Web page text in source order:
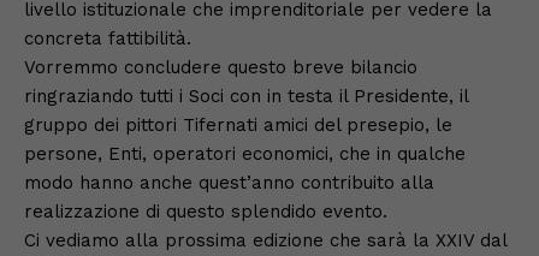
livello istituzionale che imprenditoriale per vedere la
concreta fattibilità.
Vorremmo concludere ​questo breve bilancio
ringraziando tutti i Soci con in testa il Presidente, il
gruppo dei pittori Tifernati amici del presepio, le
persone, Enti, operatori economici, che in qualche
modo hanno anche quest’anno contribuito alla
realizzazione di questo splendido evento.
Ci vediamo alla prossima edizione che sarà la XXIV dal